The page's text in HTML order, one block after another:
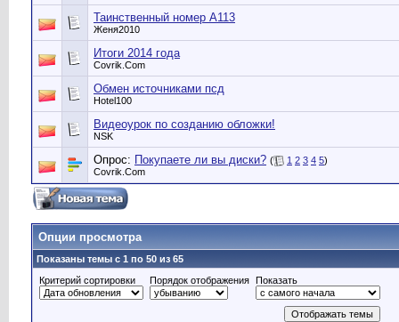
Таинственный номер A113
Женя2010
Итоги 2014 года
Сovrik.Com
Обмен источниками псд
Hotel100
Видеоурок по созданию обложки!
NSK
Опрос: Покупаете ли вы диски? ( 1 2 3 4 5)
Сovrik.Com
Опции просмотра
Показаны темы с 1 по 50 из 65
Критерий сортировки
Порядок отображения Показать